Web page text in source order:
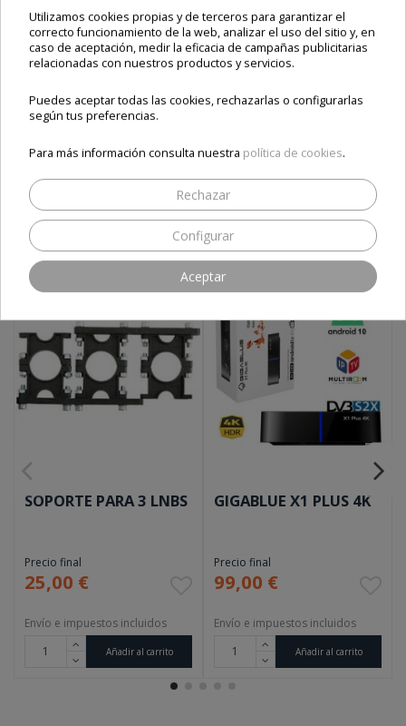
lnb unicable LNB Unicable SCR LNB Robust Unicable SCR lnb scr
Comparte este producto
ESTOS PRODUCTOS TE
PUEDEN INTERESAR
SOPORTE PARA 3 LNBS
Precio final
25,00 €
Envío e impuestos incluidos
Añadir al carrito
GIGABLUE X1 PLUS 4K
Precio final
99,00 €
Envío e impuestos incluidos
Añadir al carrito
Utilizamos cookies propias y de terceros para garantizar el
correcto funcionamiento de la web, analizar el uso del sitio y, en
caso de aceptación, medir la eficacia de campañas publicitarias
relacionadas con nuestros productos y servicios.
Puedes aceptar todas las cookies, rechazarlas o configurarlas
según tus preferencias.
Para más información consulta nuestra política de cookies.
Rechazar
Configurar
Aceptar